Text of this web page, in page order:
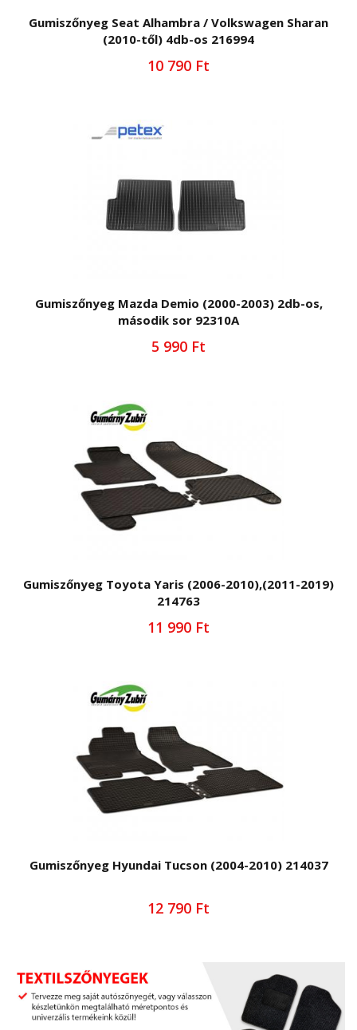
Gumiszőnyeg Seat Alhambra / Volkswagen Sharan
(2010-től) 4db-os 216994
10 790 Ft
Gumiszőnyeg Mazda Demio (2000-2003) 2db-os,
második sor 92310A
5 990 Ft
Gumiszőnyeg Toyota Yaris (2006-2010),(2011-2019)
214763
11 990 Ft
Gumiszőnyeg Hyundai Tucson (2004-2010) 214037
12 790 Ft